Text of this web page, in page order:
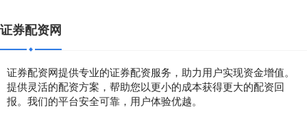
证券配资网
证券配资网提供专业的证券配资服务，助力用户实现资金增值。
提供灵活的配资方案，帮助您以更小的成本获得更大的配资回
报。我们的平台安全可靠，用户体验优越。